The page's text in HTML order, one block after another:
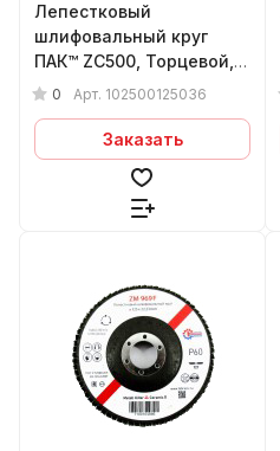
Лепестковый
шлифовальный круг
ПАК™ ZС500, Торцевой,
Конический, Ø125х22 мм,
0 Арт. 102500125036
Заказать